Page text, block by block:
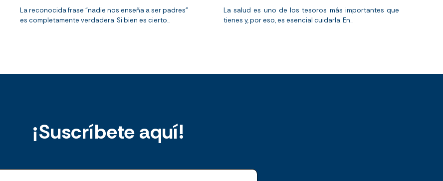
La reconocida frase “nadie nos enseña a ser padres”
es completamente verdadera. Si bien es cierto...
La salud es uno de los tesoros más importantes que
tienes y, por eso, es esencial cuidarla. En...
¡Suscríbete aquí!